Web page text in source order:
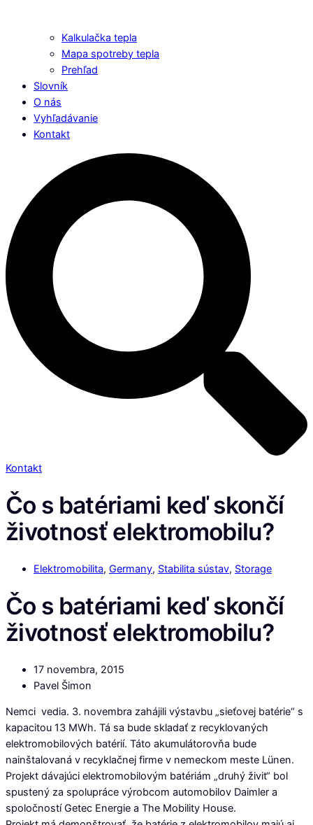
Kalkulačka tepla
Mapa spotreby tepla
Prehľad
Slovník
O nás
Vyhľadávanie
Kontakt
Kontakt
Čo s batériami keď skončí
životnosť elektromobilu?
Elektromobilita, Germany, Stabilita sústav, Storage
Čo s batériami keď skončí
životnosť elektromobilu?
17 novembra, 2015
Pavel Šimon
Nemci vedia. 3. novembra zahájili výstavbu „sieťovej batérie“ s
kapacitou 13 MWh. Tá sa bude skladať z recyklovaných
elektromobilových batérií. Táto akumulátorovňa bude
nainštalovaná v recyklačnej firme v nemeckom meste Lünen.
Projekt dávajúci elektromobilovým batériám „druhý živit“ bol
spustený za spolupráce výrobcom automobilov Daimler a
spoločností Getec Energie a The Mobility House.